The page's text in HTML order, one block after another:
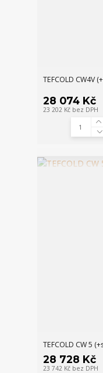
TEFCOLD CW4V
28 074 Kč
23 202 Kč bez DPH
TEFCOLD CW 5
28 728 Kč
23 742 Kč bez DPH